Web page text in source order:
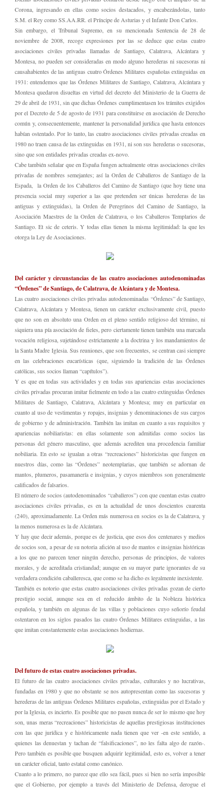
Corona, ingresando en ellas como socios destacados, y encabezándolas, tanto
S.M. el Rey como SS.AA.RR. el Príncipe de Asturias y el Infante Don Carlos.
Sin embargo, el Tribunal Supremo, en su mencionada Sentencia de 28 de
noviembre de 2008, recoge expresiones por las se deduce que estas cuatro
asociaciones civiles privadas llamadas de Santiago, Calatrava, Alcántara y
Montesa, no pueden ser consideradas en modo alguno herederas ni sucesoras ni
causahabientes de las antiguas cuatro Órdenes Militares españolas extinguidas en
1931: entendemos que las Órdenes Militares de Santiago, Calatrava, Alcántara y
Montesa quedaron disueltas en virtud del decreto del Ministerio de la Guerra de
29 de abril de 1931, sin que dichas Órdenes cumplimentasen los trámites exigidos
por el Decreto de 5 de agosto de 1931 para constituirse en asociación de Derecho
común y, consecuentemente, mantener la personalidad jurídica que hasta entonces
habían ostentado. Por lo tanto, las cuatro asociaciones civiles privadas creadas en
1980 no traen causa de las extinguidas en 1931, ni son sus herederas o sucesoras,
sino que son entidades privadas creadas ex-novo.
Cabe también señalar que en España fungen actualmente otras asociaciones civiles
privadas de nombres semejantes; así la Orden de Caballeros de Santiago de la
Espada, la Orden de los Caballeros del Camino de Santiago (que hoy tiene una
presencia social muy superior a las que pretenden ser únicas herederas de las
antiguas y extinguidas), la Orden de Peregrinos del Camino de Santiago, la
Asociación Maestres de la Orden de Calatrava, o los Caballeros Templarios de
Santiago. Et sic de ceteris. Y todas ellas tienen la misma legitimidad: la que les
otorga la Ley de Asociaciones.
Del carácter y circunstancias de las cuatro asociaciones autodenominadas
“Órdenes” de Santiago, de Calatrava, de Alcántara y de Montesa.
Las cuatro asociaciones civiles privadas autodenominadas “Órdenes” de Santiago,
Calatrava, Alcántara y Montesa, tienen un carácter exclusivamente civil, puesto
que no son en absoluto una Orden en el pleno sentido religioso del término, ni
siquiera una pía asociación de fieles, pero ciertamente tienen también una marcada
vocación religiosa, sujetándose estrictamente a la doctrina y los mandamientos de
la Santa Madre Iglesia. Sus reuniones, que son frecuentes, se centran casi siempre
en las celebraciones eucarísticas (que, siguiendo la tradición de las Órdenes
católicas, sus socios llaman “capítulos”).
Y es que en todas sus actividades y en todas sus apariencias estas asociaciones
civiles privadas procuran imitar fielmente en todo a las cuatro extinguidas Órdenes
Militares de Santiago, Calatrava, Alcántara y Montesa; muy en particular en
cuanto al uso de vestimentas y ropajes, insignias y denominaciones de sus cargos
de gobierno y de administración. También las imitan en cuanto a sus requisitos y
apariencias nobiliaristas: en ellas solamente son admitidas como socios las
personas del género masculino, que además acrediten una procedencia familiar
nobiliaria. En esto se igualan a otras “recreaciones” historicistas que fungen en
nuestros días, como las “Órdenes” neotemplarias, que también se adornan de
mantos, plumeros, pasamanería e insignias, y cuyos miembros son generalmente
calificados de falsarios.
El número de socios (autodenominados “caballeros”) con que cuentan estas cuatro
asociaciones civiles privadas, es en la actualidad de unos doscientos cuarenta
(240), aproximadamente. La Orden más numerosa en socios es la de Calatrava, y
la menos numerosa es la de Alcántara.
Y hay que decir además, porque es de justicia, que esos dos centenares y medios
de socios son, a pesar de su notoria afición al uso de mantos e insignias históricas
a los que no parecen tener ningún derecho, personas de principios, de valores
morales, y de acreditada cristiandad; aunque en su mayor parte ignorantes de su
verdadera condición caballeresca, que como se ha dicho es legalmente inexistente.
También es notorio que estas cuatro asociaciones civiles privadas gozan de cierto
prestigio social, aunque sea en el reducido ámbito de la Nobleza histórica
española, y también en algunas de las villas y poblaciones cuyo señorío feudal
ostentaron en los siglos pasados las cuatro Órdenes Militares extinguidas, a las
que imitan constantemente estas asociaciones hodiernas.
Del futuro de estas cuatro asociaciones privadas.
El futuro de las cuatro asociaciones civiles privadas, culturales y no lucrativas,
fundadas en 1980 y que no obstante se nos autopresentan como las sucesoras y
herederas de las antiguas Órdenes Militares españolas, extinguidas por el Estado y
por la Iglesia, es incierto. Es posible que no pasen nunca de ser lo mismo que hoy
son, unas meras “recreaciones” historicistas de aquellas prestigiosas instituciones
con las que jurídica y e históricamente nada tienen que ver -en este sentido, a
quienes las denuestan y tachan de “falsificaciones”, no les falta algo de razón-.
Pero también es posible que busquen adquirir legitimidad, esto es, volver a tener
un carácter oficial, tanto estatal como canónico.
Cuanto a lo primero, no parece que ello sea fácil, pues si bien no sería imposible
que el Gobierno, por ejemplo a través del Ministerio de Defensa, derogue el